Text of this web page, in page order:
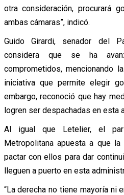
otra consideración, procurará
ambas cámaras”, indicó.
Guido Girardi, senador del
considera que se ha
comprometidos, mencionando
iniciativa que permite elegir
embargo, reconoció que hay
logren ser despachadas en esta
Al igual que Letelier, el
Metropolitana apuesta a que
pactar con ellos para dar
lleguen a puerto en esta
“La derecha no tiene mayoría ni